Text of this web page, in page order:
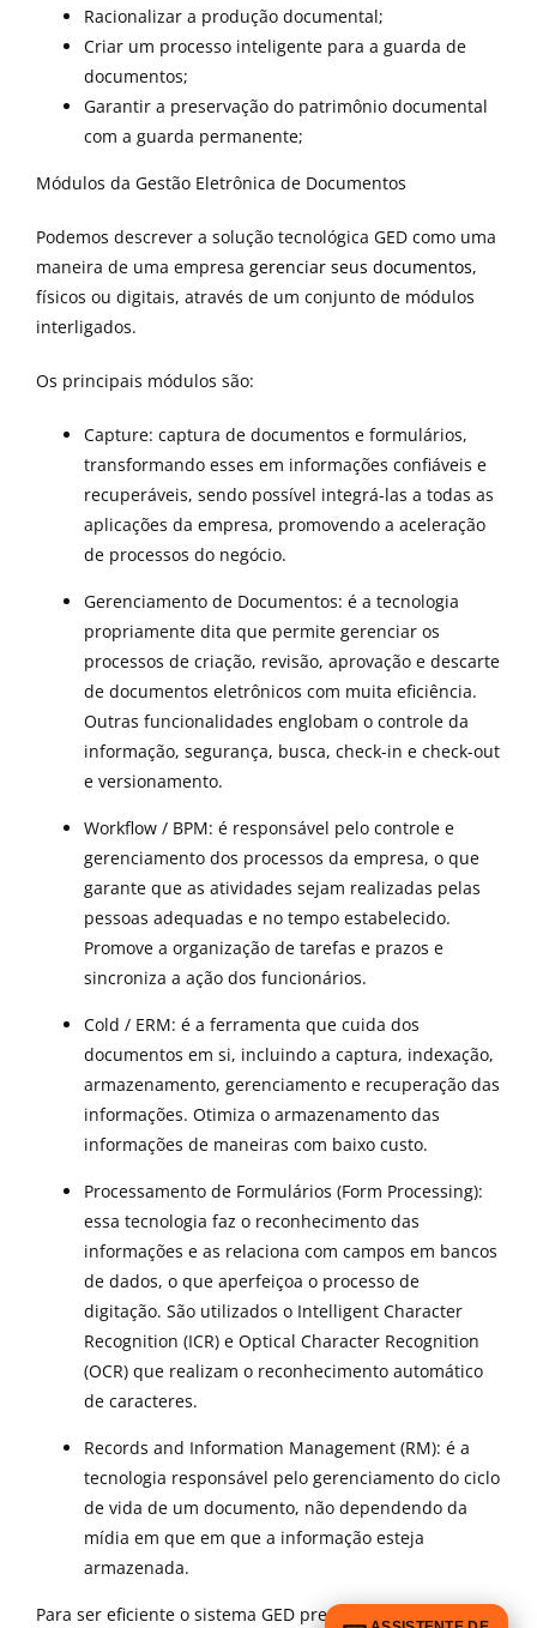
Racionalizar a produção documental;
Criar um processo inteligente para a guarda de
documentos;
Garantir a preservação do patrimônio documental
com a guarda permanente;
Módulos da Gestão Eletrônica de Documentos
Podemos descrever a solução tecnológica GED como uma
maneira de uma empresa gerenciar seus documentos,
físicos ou digitais, através de um conjunto de módulos
interligados.
Os principais módulos são:
Capture: captura de documentos e formulários,
transformando esses em informações confiáveis e
recuperáveis, sendo possível integrá-las a todas as
aplicações da empresa, promovendo a aceleração
de processos do negócio.
Gerenciamento de Documentos: é a tecnologia
propriamente dita que permite gerenciar os
processos de criação, revisão, aprovação e descarte
de documentos eletrônicos com muita eficiência.
Outras funcionalidades englobam o controle da
informação, segurança, busca, check-in e check-out
e versionamento.
Workflow / BPM: é responsável pelo controle e
gerenciamento dos processos da empresa, o que
garante que as atividades sejam realizadas pelas
pessoas adequadas e no tempo estabelecido.
Promove a organização de tarefas e prazos e
sincroniza a ação dos funcionários.
Cold / ERM: é a ferramenta que cuida dos
documentos em si, incluindo a captura, indexação,
armazenamento, gerenciamento e recuperação das
informações. Otimiza o armazenamento das
informações de maneiras com baixo custo.
Processamento de Formulários (Form Processing):
essa tecnologia faz o reconhecimento das
informações e as relaciona com campos em bancos
de dados, o que aperfeiçoa o processo de
digitação. São utilizados o Intelligent Character
Recognition (ICR) e Optical Character Recognition
(OCR) que realizam o reconhecimento automático
de caracteres.
Records and Information Management (RM): é a
tecnologia responsável pelo gerenciamento do ciclo
de vida de um documento, não dependendo da
mídia em que em que a informação esteja
armazenada.
Para ser eficiente o sistema GED precisa implementar